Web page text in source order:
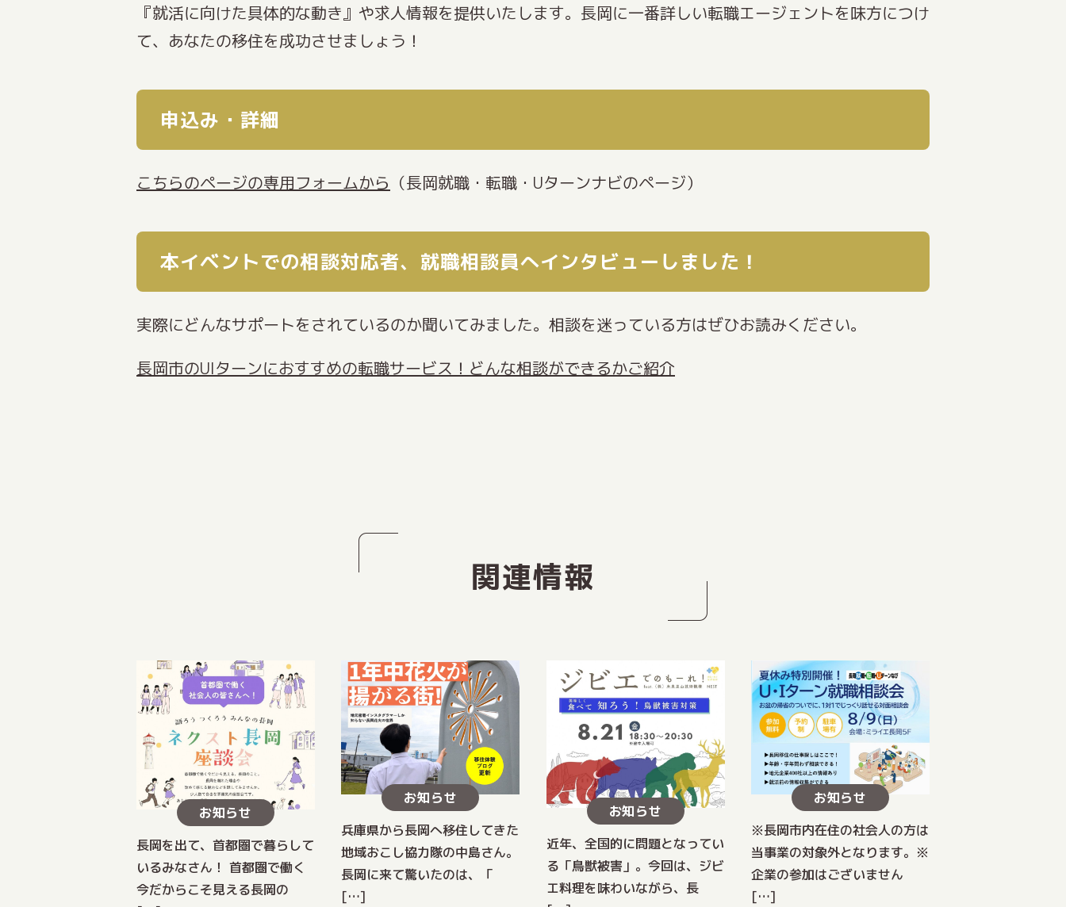
『就活に向けた具体的な動き』や求人情報を提供いたします。長岡に一番詳しい転職エージェントを味方につけ
て、あなたの移住を成功させましょう！
申込み・詳細
こちらのページの専用フォームから （長岡就職・転職・Uターンナビのページ）
本イベントでの相談対応者、就職相談員へインタビューしました！
実際にどんなサポートをされているのか聞いてみました。相談を迷っている方はぜひお読みください。
長岡市のUIターンにおすすめの転職サービス！どんな相談ができるかご紹介
関連情報
お知らせ
長岡を出て、首都圏で暮らして
いるみなさん！ 首都圏で働く
今だからこそ見える長岡の
お知らせ
兵庫県から長岡へ移住してきた
地域おこし協力隊の中島さん。
長岡に来て驚いたのは、「
[…]
お知らせ
近年、全国的に問題となってい
る「鳥獣被害」。今回は、ジビ
エ料理を味わいながら、長
お知らせ
※長岡市内在住の社会人の方は
当事業の対象外となります。※
企業の参加はございません
[…]